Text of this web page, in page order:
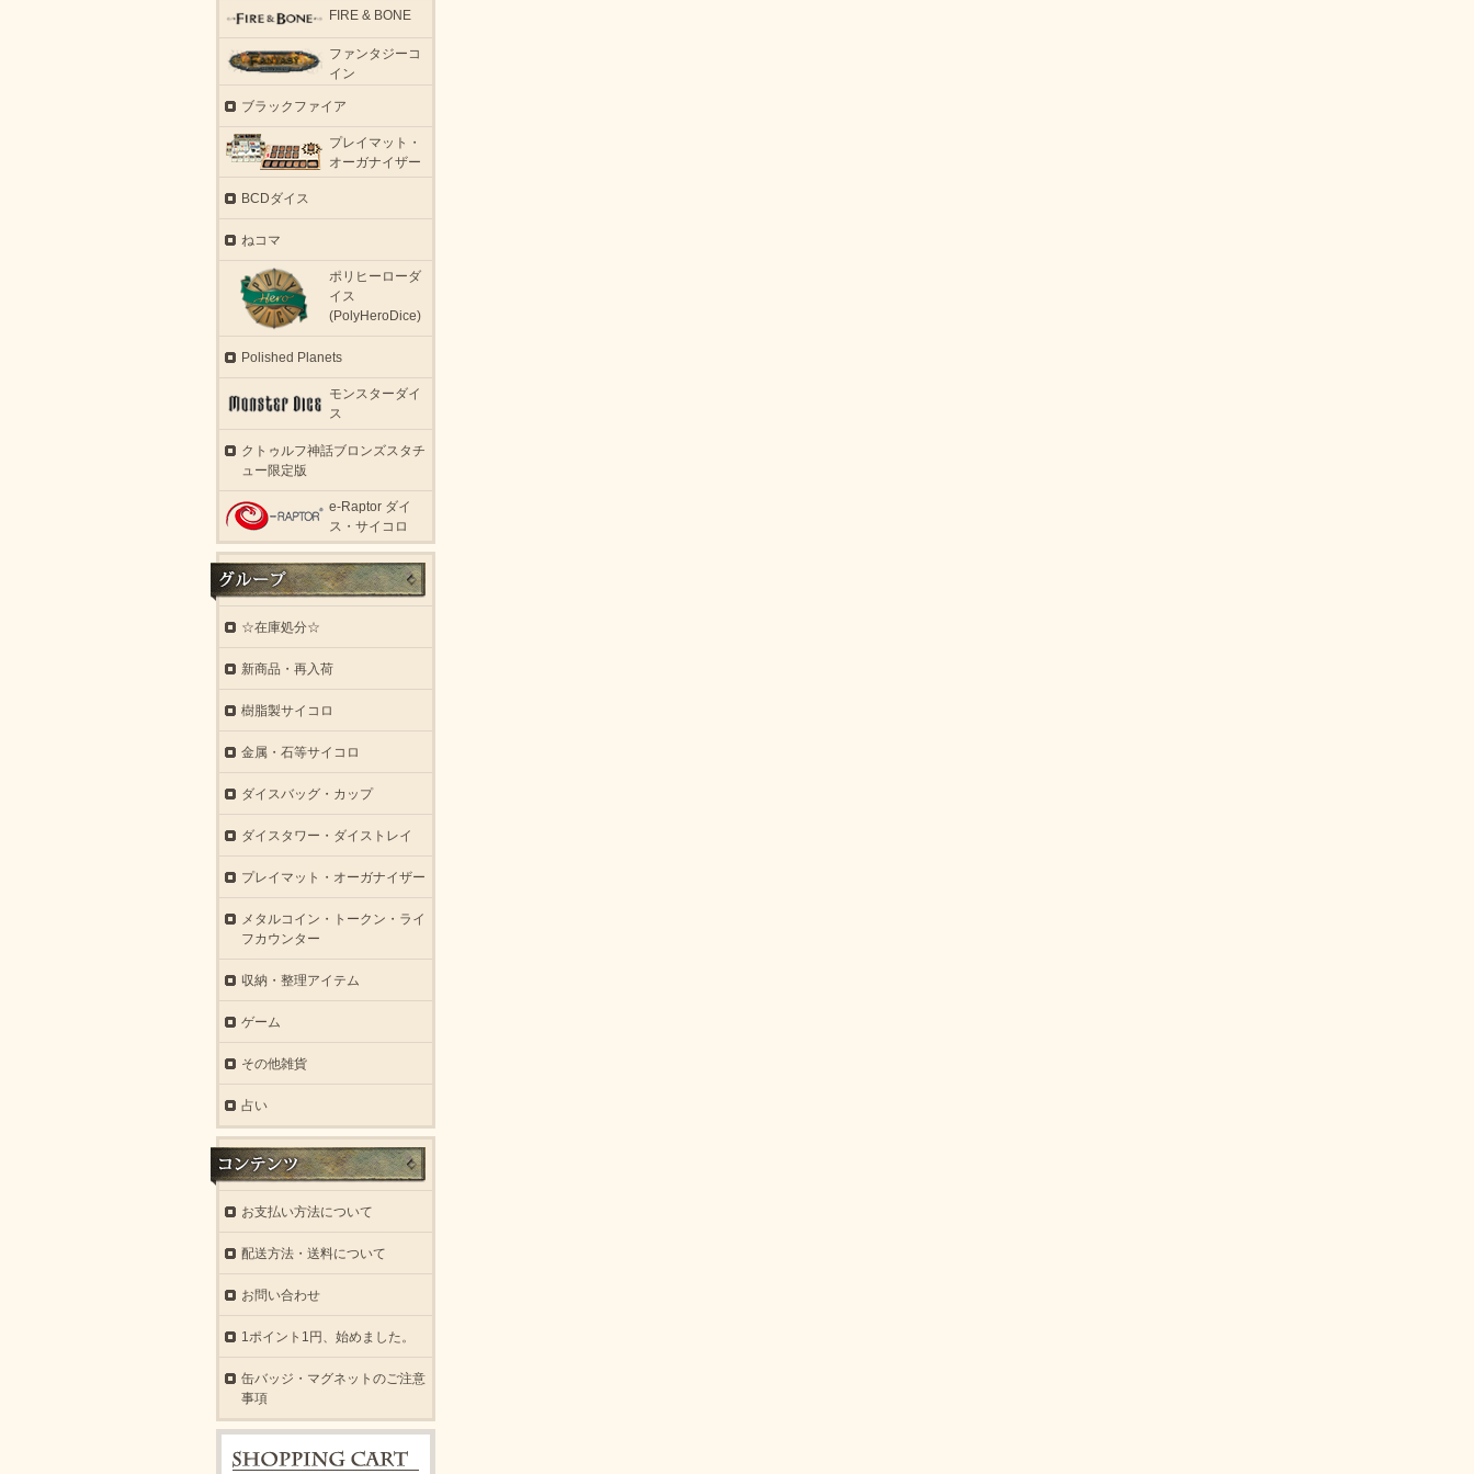
FIRE & BONE
ファンタジーコ
イン
ブラックファイア
プレイマット・
オーガナイザー
BCDダイス
ねコマ
ポリヒーローダ
イス
(PolyHeroDice)
Polished Planets
モンスターダイ
ス
クトゥルフ神話ブロンズスタチ
ュー限定版
e-Raptor ダイ
ス・サイコロ
☆在庫処分☆
新商品・再入荷
樹脂製サイコロ
金属・石等サイコロ
ダイスバッグ・カップ
ダイスタワー・ダイストレイ
プレイマット・オーガナイザー
メタルコイン・トークン・ライ
フカウンター
収納・整理アイテム
ゲーム
その他雑貨
占い
お支払い方法について
配送方法・送料について
お問い合わせ
1ポイント1円、始めました。
缶バッジ・マグネットのご注意
事項